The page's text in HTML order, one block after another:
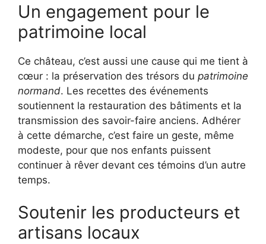
Un engagement pour le
patrimoine local
Ce château, c’est aussi une cause qui me tient à
cœur : la préservation des trésors du patrimoine
normand. Les recettes des événements
soutiennent la restauration des bâtiments et la
transmission des savoir-faire anciens. Adhérer
à cette démarche, c’est faire un geste, même
modeste, pour que nos enfants puissent
continuer à rêver devant ces témoins d’un autre
temps.
Soutenir les producteurs et
artisans locaux